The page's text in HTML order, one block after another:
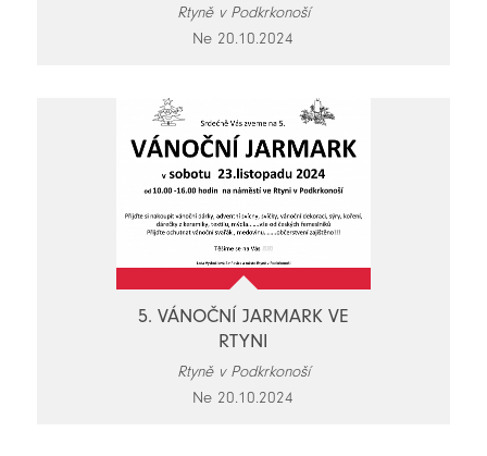
Rtyně v Podkrkonoší
Ne 20.10.2024
5. VÁNOČNÍ JARMARK VE
RTYNI
Rtyně v Podkrkonoší
Ne 20.10.2024